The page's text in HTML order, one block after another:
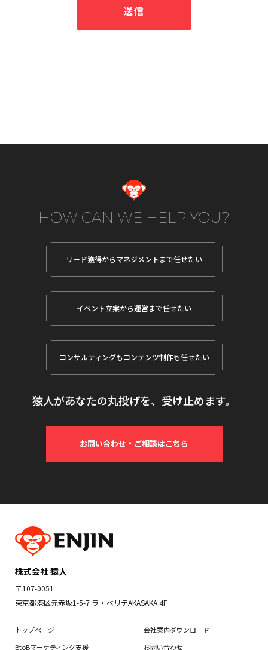
HOW CAN WE HELP YOU?
リード獲得からマネジメントまで任せたい
イベント立案から運営まで任せたい
コンサルティングもコンテンツ制作も任せたい
猿人があなたの丸投げを、受け止めます。
お問い合わせ・ご相談はこちら
株式会社 猿人
〒107-0051
東京都港区元赤坂1-5-7 ラ・ベリテAKASAKA 4F
トップページ
BtoBマーケティング支援
会社案内ダウンロード
お問い合わせ